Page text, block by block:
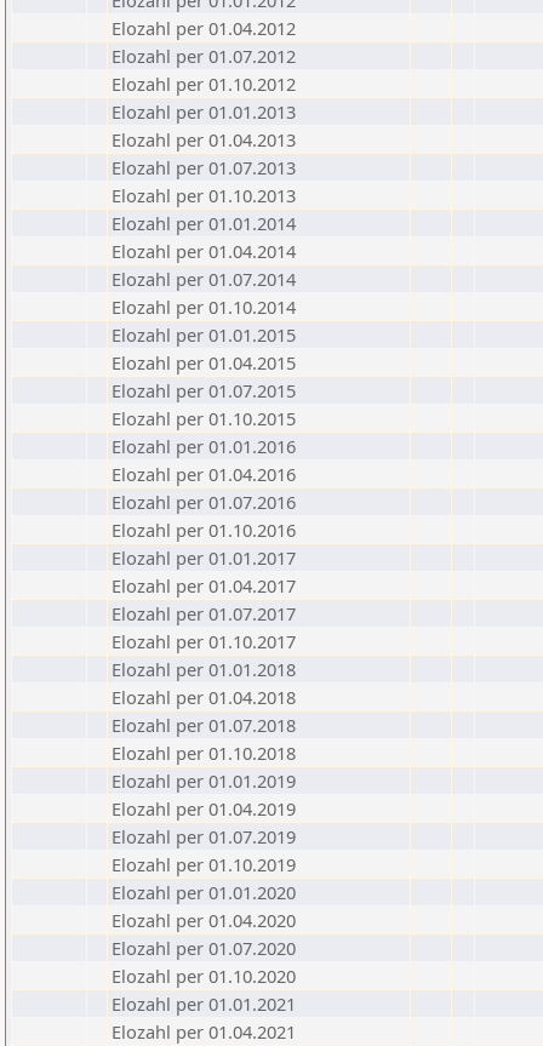
Elozahl per 01.04.2012
Elozahl per 01.07.2012
Elozahl per 01.10.2012
Elozahl per 01.01.2013
Elozahl per 01.04.2013
Elozahl per 01.07.2013
Elozahl per 01.10.2013
Elozahl per 01.01.2014
Elozahl per 01.04.2014
Elozahl per 01.07.2014
Elozahl per 01.10.2014
Elozahl per 01.01.2015
Elozahl per 01.04.2015
Elozahl per 01.07.2015
Elozahl per 01.10.2015
Elozahl per 01.01.2016
Elozahl per 01.04.2016
Elozahl per 01.07.2016
Elozahl per 01.10.2016
Elozahl per 01.01.2017
Elozahl per 01.04.2017
Elozahl per 01.07.2017
Elozahl per 01.10.2017
Elozahl per 01.01.2018
Elozahl per 01.04.2018
Elozahl per 01.07.2018
Elozahl per 01.10.2018
Elozahl per 01.01.2019
Elozahl per 01.04.2019
Elozahl per 01.07.2019
Elozahl per 01.10.2019
Elozahl per 01.01.2020
Elozahl per 01.04.2020
Elozahl per 01.07.2020
Elozahl per 01.10.2020
Elozahl per 01.01.2021
Elozahl per 01.04.2021